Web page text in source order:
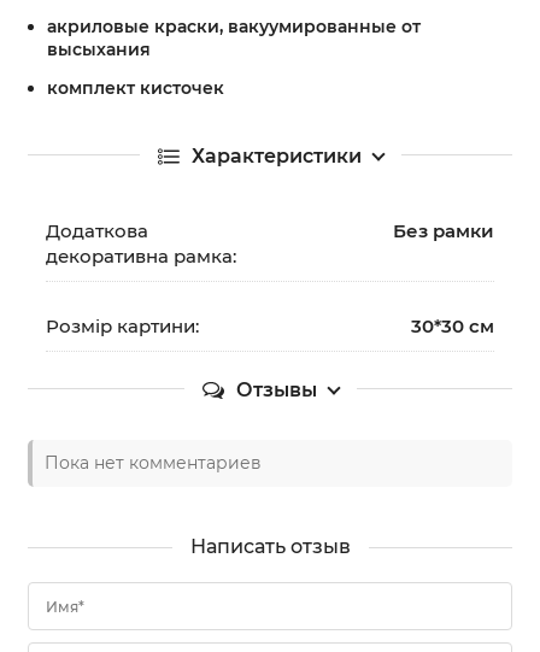
акриловые краски, вакуумированные от
высыхания
комплект кисточек
Характеристики
Додаткова
декоративна рамка:
Без рамки
Розмір картини: 30*30 см
Отзывы
Пока нет комментариев
Написать отзыв
Имя*